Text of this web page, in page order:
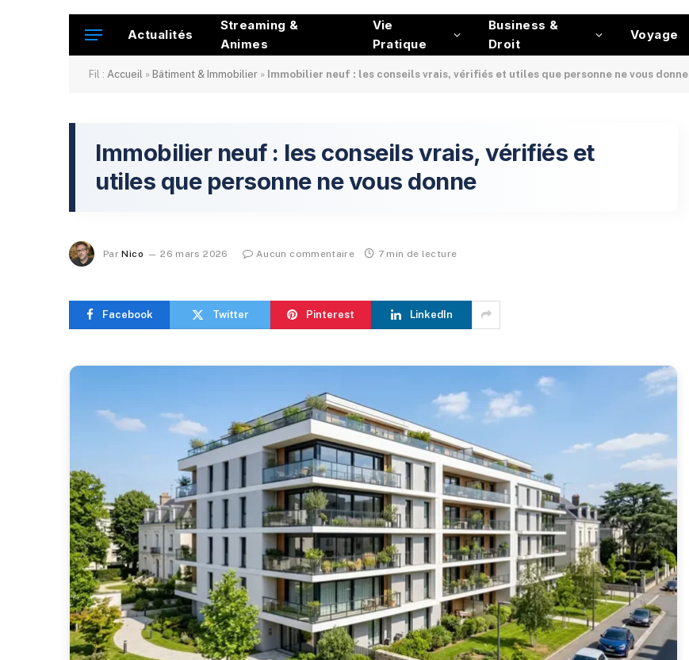
Actualités
Streaming &
Animes
Vie
Pratique
Business &
Droit
Voyage
Fil : Accueil » Bâtiment & Immobilier » Immobilier neuf : les conseils vrais, vérifiés et utiles que personne ne vous donne
Immobilier neuf : les conseils vrais, vérifiés et
utiles que personne ne vous donne
Par Nico 26 mars 2026 Aucun commentaire 7 min de lecture
Facebook Twitter Pinterest LinkedIn